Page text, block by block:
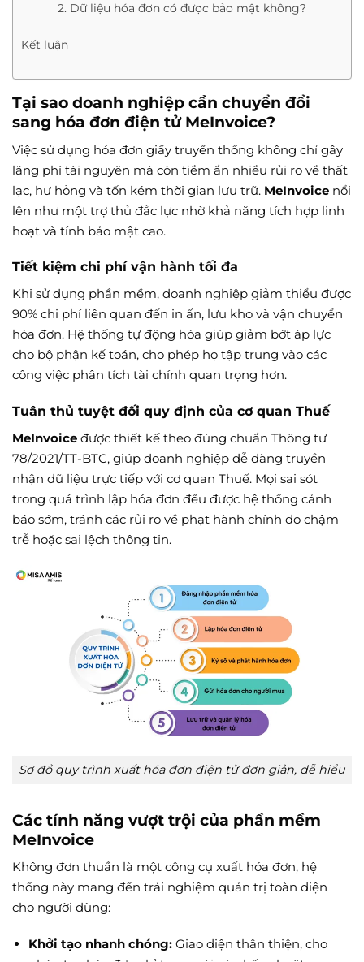
2. Dữ liệu hóa đơn có được bảo mật không?
Kết luận
Tại sao doanh nghiệp cần chuyển đổi
sang hóa đơn điện tử MeInvoice?
Việc sử dụng hóa đơn giấy truyền thống không chỉ gây
lãng phí tài nguyên mà còn tiềm ẩn nhiều rủi ro về thất
lạc, hư hỏng và tốn kém thời gian lưu trữ. MeInvoice nổi
lên như một trợ thủ đắc lực nhờ khả năng tích hợp linh
hoạt và tính bảo mật cao.
Tiết kiệm chi phí vận hành tối đa
Khi sử dụng phần mềm, doanh nghiệp giảm thiểu được
90% chi phí liên quan đến in ấn, lưu kho và vận chuyển
hóa đơn. Hệ thống tự động hóa giúp giảm bớt áp lực
cho bộ phận kế toán, cho phép họ tập trung vào các
công việc phân tích tài chính quan trọng hơn.
Tuân thủ tuyệt đối quy định của cơ quan Thuế
MeInvoice được thiết kế theo đúng chuẩn Thông tư
78/2021/TT-BTC, giúp doanh nghiệp dễ dàng truyền
nhận dữ liệu trực tiếp với cơ quan Thuế. Mọi sai sót
trong quá trình lập hóa đơn đều được hệ thống cảnh
báo sớm, tránh các rủi ro về phạt hành chính do chậm
trễ hoặc sai lệch thông tin.
Sơ đồ quy trình xuất hóa đơn điện tử đơn giản, dễ hiểu
Các tính năng vượt trội của phần mềm
MeInvoice
Không đơn thuần là một công cụ xuất hóa đơn, hệ
thống này mang đến trải nghiệm quản trị toàn diện
cho người dùng:
Khởi tạo nhanh chóng:Giao diện thân thiện, cho